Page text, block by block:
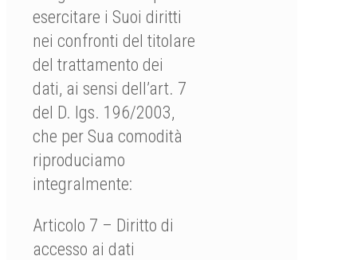
esercitare i Suoi diritti
nei confronti del titolare
del trattamento dei
dati, ai sensi dell’art. 7
del D. lgs. 196/2003,
che per Sua comodità
riproduciamo
integralmente:
Articolo 7 – Diritto di
accesso ai dati